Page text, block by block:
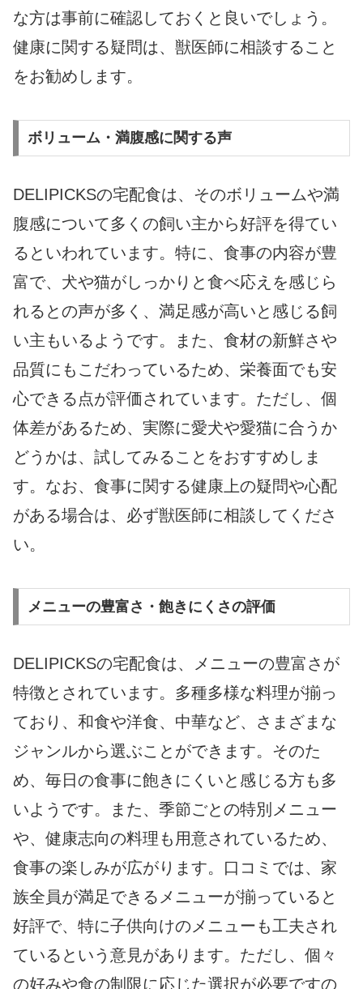
な方は事前に確認しておくと良いでしょう。
健康に関する疑問は、獣医師に相談すること
をお勧めします。
ボリューム・満腹感に関する声
DELIPICKSの宅配食は、そのボリュームや満
腹感について多くの飼い主から好評を得てい
るといわれています。特に、食事の内容が豊
富で、犬や猫がしっかりと食べ応えを感じら
れるとの声が多く、満足感が高いと感じる飼
い主もいるようです。また、食材の新鮮さや
品質にもこだわっているため、栄養面でも安
心できる点が評価されています。ただし、個
体差があるため、実際に愛犬や愛猫に合うか
どうかは、試してみることをおすすめしま
す。なお、食事に関する健康上の疑問や心配
がある場合は、必ず獣医師に相談してくださ
い。
メニューの豊富さ・飽きにくさの評価
DELIPICKSの宅配食は、メニューの豊富さが
特徴とされています。多種多様な料理が揃っ
ており、和食や洋食、中華など、さまざまな
ジャンルから選ぶことができます。そのた
め、毎日の食事に飽きにくいと感じる方も多
いようです。また、季節ごとの特別メニュー
や、健康志向の料理も用意されているため、
食事の楽しみが広がります。口コミでは、家
族全員が満足できるメニューが揃っていると
好評で、特に子供向けのメニューも工夫され
ているという意見があります。ただし、個々
の好みや食の制限に応じた選択が必要ですの